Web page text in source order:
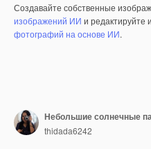
Создавайте собственные
изображений ИИ и
фотографий на основе ИИ.
thidada6242